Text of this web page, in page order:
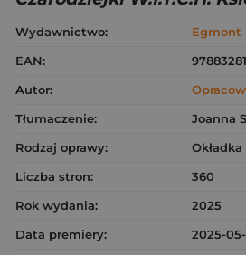
Wydawnictwo:
Egmont
EAN:
Autor:
Tłumaczenie:
Joanna
Rodzaj oprawy:
Liczba stron:
360
Rok wydania:
2025
Data premiery:
2025-